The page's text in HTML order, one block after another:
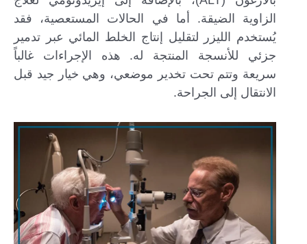
الزاوية الضيقة. أما في الحالات المستعصية، فقد
يُستخدم الليزر لتقليل إنتاج الخلط المائي عبر تدمير
جزئي للأنسجة المنتجة له. هذه الإجراءات غالباً
سريعة وتتم تحت تخدير موضعي، وهي خيار جيد قبل
الانتقال إلى الجراحة.